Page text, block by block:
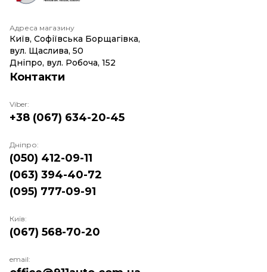
Адреса магазину
Київ, Софіївська Борщагівка,
вул. Щаслива, 50
Дніпро, вул. Робоча, 152
Контакти
Viber:
+38 (067) 634-20-45
Дніпро:
(050) 412-09-11
(063) 394-40-72
(095) 777-09-91
Київ:
(067) 568-70-20
email: